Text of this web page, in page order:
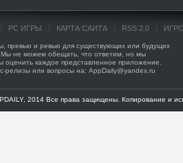
PC ИГРЫ КАРТА САЙТА RSS 2.0
превью и ревью для существующих или будущих
Мы не можем обещать, что ответим, но мы
оценить каждое представленное приложение.
релизы или вопросы на: AppDaily@yandex.ru
2014 Все права защищены. Копирование и